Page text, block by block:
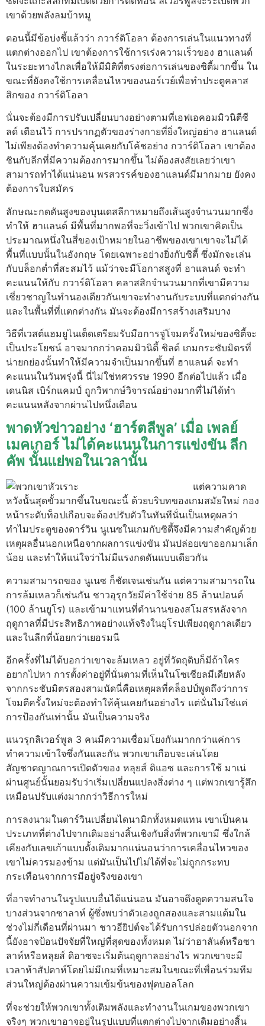
เขาด้วยพลังลมบ้าหมู
ตอนนี้มีข้อบ่งชี้แล้วว่า กวาร์ดิโอลา ต้องการเล่นในแนวทางที่
แตกต่างออกไป เขาต้องการใช้การเร่งความเร็วของ ฮาแลนด์
ในระยะทางไกลเพื่อให้มีมิติที่ตรงต่อการเล่นของซิตี้มากขึ้น ใน
ขณะที่ยังคงใช้การเคลื่อนไหวของนอร์เวย์เพื่อทำประตูคลาส
สิกของ กวาร์ดิโอลา
นั่นจะต้องมีการปรับเปลี่ยนบางอย่างตามที่เอฟเอคอมมิวนิตีชี
ลด์ เตือนไว้ การปรากฏตัวของร่างกายที่ยิ่งใหญ่อย่าง ฮาแลนด์
ไม่เพียงต้องทำความคุ้นเคยกับโค้ชอย่าง กวาร์ดิโอลา เขาต้อง
ชินกับลีกที่มีความต้องการมากขึ้น ไม่ต้องสงสัยเลยว่าเขา
สามารถทำได้แน่นอน พรสวรรค์ของฮาแลนด์มีมากมาย ยังคง
ต้องการใบสมัคร
ลักษณะกดดันสูงของบุนเดสลีกาหมายถึงเส้นสูงจำนวนมากซึ่ง
ทำให้ ฮาแลนด์ มีพื้นที่มากพอที่จะวิ่งเข้าไป พวกเขาคิดเป็น
ประมาณหนึ่งในสี่ของเป้าหมายในอาชีพของเขาเขาจะไม่ได้
พื้นที่แบบนั้นในอังกฤษ โดยเฉพาะอย่างยิ่งกับซิตี้ ซึ่งมักจะเล่น
กับบล็อกต่ำที่สะสมไว้ แม้ว่าจะมีโอกาสสูงที่ ฮาแลนด์ จะทำ
คะแนนให้กับ กวาร์ดิโอลา คลาสสิกจำนวนมากที่เขามีความ
เชี่ยวชาญในทำนองเดียวกันเขาจะทำงานกับระบบที่แตกต่างกัน
และในพื้นที่ที่แตกต่างกัน มันจะต้องมีการสร้างเสริมบาง
วิธีที่เวสต์แฮมยูไนเต็ดเตรียมรับมือการจู่โจมครั้งใหม่ของซิตี้จะ
เป็นประโยชน์ อาจมากกว่าคอมมิวนิตี้ ชิลด์ เกมกระชับมิตรที่
น่ายกย่องนั้นทำให้มีความจำเป็นมากขึ้นที่ ฮาแลนด์ จะทำ
คะแนนในวันพรุ่งนี้ นี่ไม่ใช่ทศวรรษ 1990 อีกต่อไปแล้ว เมื่อ
เดนนิส เบิร์กแคมป์ ถูกวิพากษ์วิจารณ์อย่างมากที่ไม่ได้ทำ
คะแนนหลังจากผ่านไปหนึ่งเดือน
พาดหัวข่าวอย่าง ‘ฮาร์ตลีพูล’ เมื่อ เพลย์
เมคเกอร์ ไม่ได้คะแนนในการแข่งขัน ลีก
คัพ นั้นแย่พอในเวลานั้น
แต่ความคาด
หวังนั้นสุดขั้วมากขึ้นในขณะนี้ ด้วยบริบทของเกมสมัยใหม่ กอง
หน้าระดับท็อปเกือบจะต้องปรับตัวในทันทีนั่นเป็นเหตุผลว่า
ทำไมประตูของดาร์วิน นูเนซในเกมกับซิตี้จึงมีความสำคัญด้วย
เหตุผลอื่นนอกเหนือจากผลการแข่งขัน มันปล่อยเขาออกมาเล็ก
น้อย และทำให้แน่ใจว่าไม่มีแรงกดดันแบบเดียวกัน
ความสามารถของ นูเนซ ก็ชัดเจนเช่นกัน แต่ความสามารถใน
การล้มเหลวก็เช่นกัน ชาวอุรุกวัยมีค่าใช้จ่าย 85 ล้านปอนด์
(100 ล้านยูโร) และเข้ามาแทนที่ตำนานของสโมสรหลังจาก
ฤดูกาลที่มีประสิทธิภาพอย่างแท้จริงในยุโรปเพียงฤดูกาลเดียว
และในลีกที่น้อยกว่าเยอรมนี
อีกครั้งที่ไม่ได้บอกว่าเขาจะล้มเหลว อยู่ที่วัตถุดิบก็มีถ้าใคร
อยากไปหา การตั้งค่าอยู่ที่นั่นตามที่เห็นในโซเชียลมีเดียหลัง
จากกระชับมิตรสองสามนัดนี่คือเหตุผลที่คล็อปป์พูดถึงว่าการ
โจมตีครั้งใหม่จะต้องทำให้คุ้นเคยกันอย่างไร แต่นั่นไม่ใช่แค่
การป้องกันเท่านั้น มันเป็นความจริง
แนวรุกลิเวอร์พูล 3 คนมีความเชื่อมโยงกันมากกว่าแค่การ
ทำความเข้าใจซึ่งกันและกัน พวกเขาเกือบจะเล่นโดย
สัญชาตญาณการเปิดตัวของ หลุยส์ ดิแอซ และการใช้ มาเน่
ผ่านศูนย์นั้นยอมรับว่าเริ่มเปลี่ยนแปลงสิ่งต่าง ๆ แต่พวกเขารู้สึก
เหมือนปรับแต่งมากกว่าวิธีการใหม่
การลงนามในดาร์วินเปลี่ยนไดนามิกทั้งหมดแทน เขาเป็นคน
ประเภทที่ต่างไปจากเดิมอย่างสิ้นเชิงกับสิ่งที่พวกเขามี ซึ่งใกล้
เคียงกับเลขเก้าแบบดั้งเดิมมากแน่นอนว่าการเคลื่อนไหวของ
เขาไม่ควรมองข้าม แต่มันเป็นไปไม่ได้ที่จะไม่ถูกกระทบ
กระเทือนจากการมีอยู่จริงของเขา
ที่อาจทำงานในรูปแบบอื่นได้แน่นอน มันอาจดึงดูดความสนใจ
บางส่วนจากซาลาห์ ผู้ซึ่งพบว่าตัวเองถูกสองและสามแต้มใน
ช่วงไม่กี่เดือนที่ผ่านมา ชาวอียิปต์จะได้รับการปล่อยตัวนอกจาก
นี้ยังอาจป้อนปัจจัยที่ใหญ่ที่สุดของทั้งหมด ไม่ว่าฮาลันด์หรือซา
ลาห์หรือหลุยส์ ดิอาซจะเริ่มต้นฤดูกาลอย่างไร พวกเขาจะมี
เวลาห้าสัปดาห์โดยไม่มีเกมที่เหมาะสมในขณะที่เพื่อนร่วมทีม
ส่วนใหญ่ต้องผ่านความเข้มข้นของฟุตบอลโลก
ที่จะช่วยให้พวกเขาทั้งเติมพลังและทำงานในเกมของพวกเขา
จริงๆ พวกเขาอาจอยู่ในรูปแบบที่แตกต่างไปจากเดิมอย่างสิ้น